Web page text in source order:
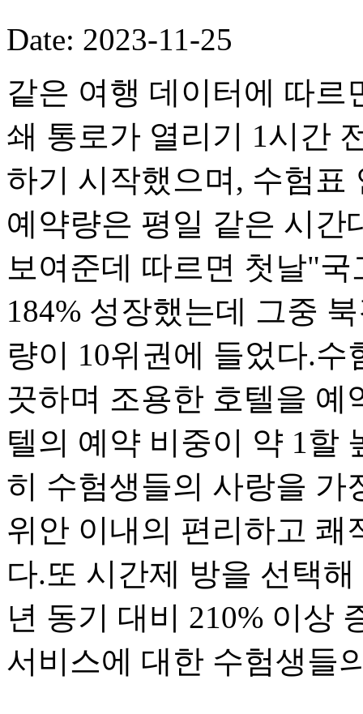
Date: 2023-11-25
같은 여행 데이터에 따르
쇄 통로가 열리기 1시간
하기 시작했으며, 수험표
예약량은 평일 같은 시간
보여준데 따르면 첫날"
184% 성장했는데 그중
량이 10위권에 들었다.
끗하며 조용한 호텔을 예
텔의 예약 비중이 약 1할
히 수험생들의 사랑을 가
위안 이내의 편리하고 쾌
다.또 시간제 방을 선택
년 동기 대비 210% 이상
서비스에 대한 수험생들